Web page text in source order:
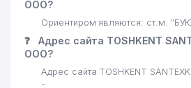
ООО?
Ориентиром являются: ст.м.
❓
Адрес сайта TOSHKENT
ООО?
Адрес сайта TOSHKENT
-